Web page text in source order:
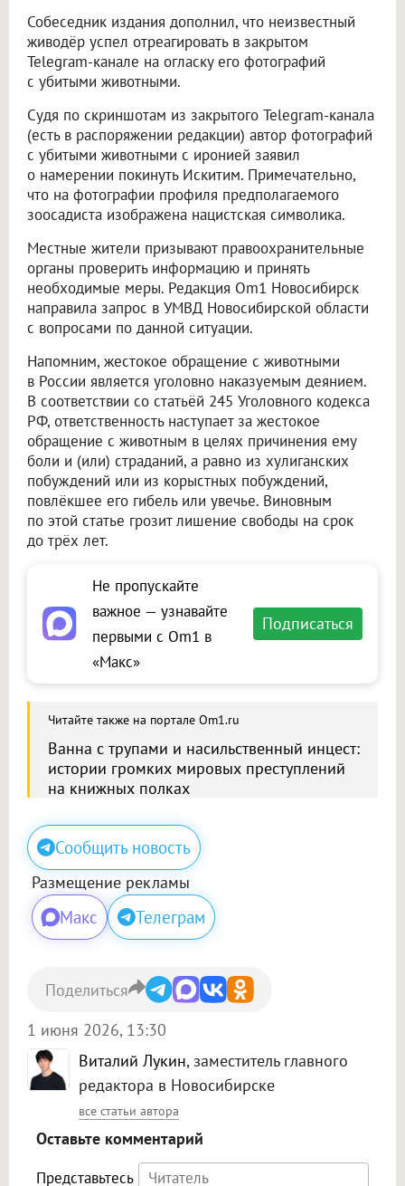
Собеседник издания дополнил, что неизвестный
живодёр успел отреагировать в закрытом
Telegram-канале на огласку его фотографий
с убитыми животными.
Судя по скриншотам из закрытого Telegram-канала
(есть в распоряжении редакции) автор фотографий
с убитыми животными с иронией заявил
о намерении покинуть Искитим. Примечательно,
что на фотографии профиля предполагаемого
зоосадиста изображена нацистская символика.
Местные жители призывают правоохранительные
органы проверить информацию и принять
необходимые меры. Редакция Om1 Новосибирск
направила запрос в УМВД Новосибирской области
с вопросами по данной ситуации.
Напомним, жестокое обращение с животными
в России является уголовно наказуемым деянием.
В соответствии со статьёй 245 Уголовного кодекса
РФ, ответственность наступает за жестокое
обращение с животным в целях причинения ему
боли и (или) страданий, а равно из хулиганских
побуждений или из корыстных побуждений,
повлёкшее его гибель или увечье. Виновным
по этой статье грозит лишение свободы на срок
до трёх лет.
Не пропускайте
важное — узнавайте
первыми с Om1 в
«Макс»
Подписаться
Читайте также на портале Om1.ru
Ванна с трупами и насильственный инцест:
истории громких мировых преступлений
на книжных полках
Сообщить новость
Размещение рекламы
Макс Телеграм
Виталий Лукин, заместитель главного
редактора в Новосибирске
все статьи автора
1 июня 2026, 13:30
Поделиться
Оставьте комментарий
Представьтесь